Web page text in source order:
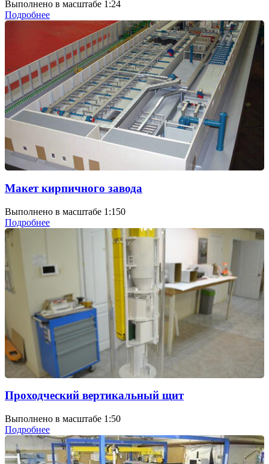
Выполнено в масштабе 1:24
Подробнее
Макет кирпичного завода
Выполнено в масштабе 1:150
Подробнее
Проходческий вертикальный щит
Выполнено в масштабе 1:50
Подробнее